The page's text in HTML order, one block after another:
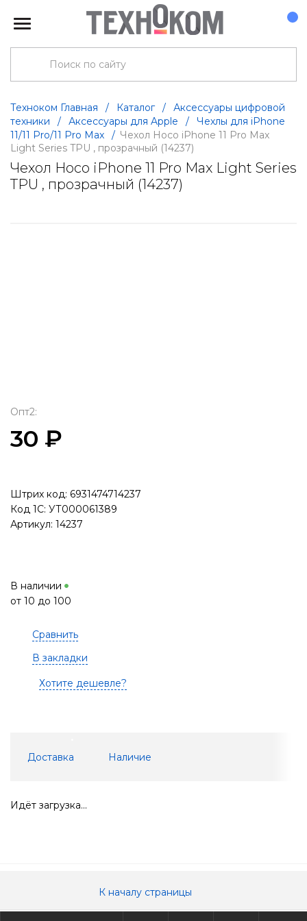
Техноком Главная / Каталог /
Аксессуары цифровой
техники
/ Аксессуары для Apple /
Чехлы для iPhone
11/11 Pro/11 Pro Max
/ Чехол Hoco iPhone 11 Pro Max
Light Series TPU , прозрачный (14237)
Чехол Hoco iPhone 11 Pro Max Light Series
TPU , прозрачный (14237)
Опт2:
30 ₽
Штрих код: 6931474714237
Код 1С: УТ000061389
Артикул: 14237
В наличии
от 10 до 100
Сравнить
В закладки
Хотите дешевле?
Доставка Наличие
Идёт загрузка...
К началу страницы